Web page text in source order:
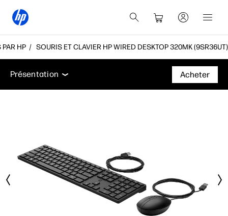
HP SOURIS ET CLAVIER HP WIRED DESKTOP 320MK (9SR36UT)
Présentation Caractéristiques
Assistance
Présentation
Acheter